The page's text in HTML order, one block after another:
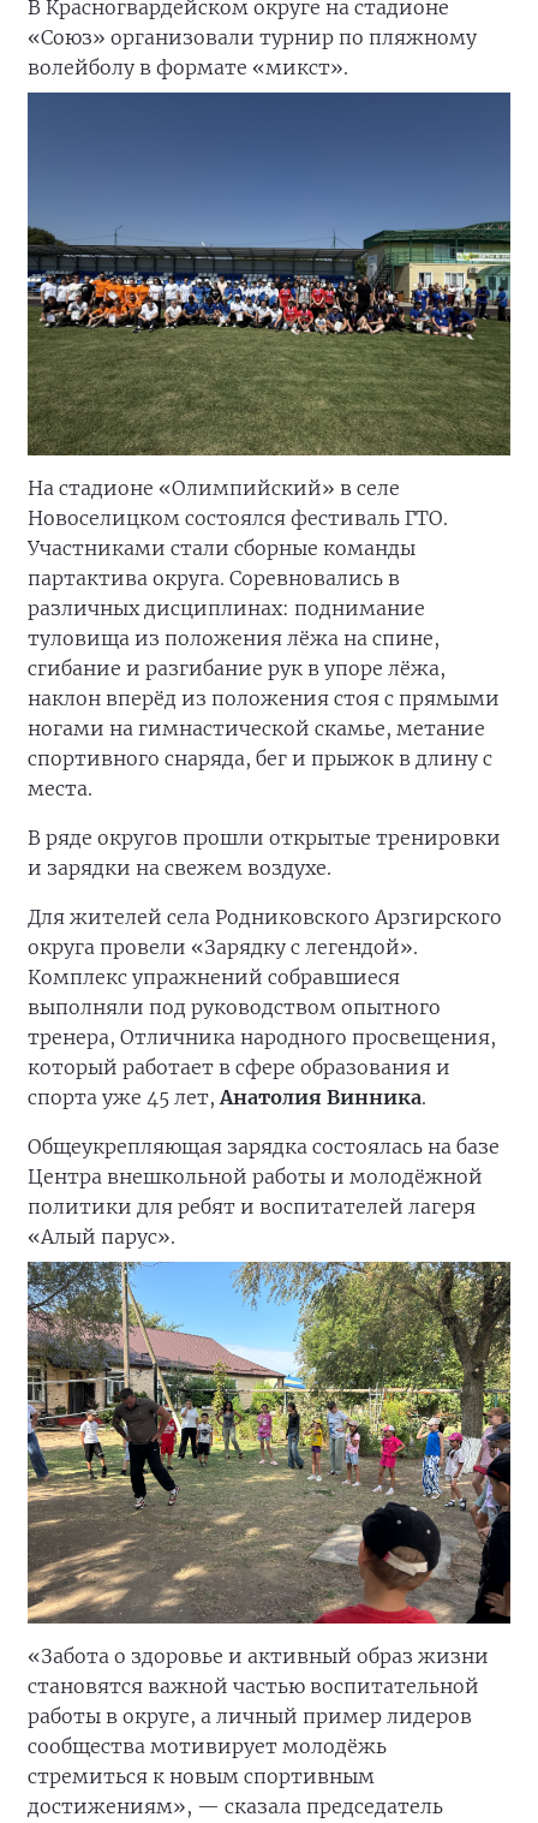
В Красногвардейском округе на стадионе
«Союз» организовали турнир по пляжному
волейболу в формате «микст».
На стадионе «Олимпийский» в селе
Новоселицком состоялся фестиваль ГТО.
Участниками стали сборные команды
партактива округа. Соревновались в
различных дисциплинах: поднимание
туловища из положения лёжа на спине,
сгибание и разгибание рук в упоре лёжа,
наклон вперёд из положения стоя с прямыми
ногами на гимнастической скамье, метание
спортивного снаряда, бег и прыжок в длину с
места.
В ряде округов прошли открытые тренировки
и зарядки на свежем воздухе.
Для жителей села Родниковского Арзгирского
округа провели «Зарядку с легендой».
Комплекс упражнений собравшиеся
выполняли под руководством опытного
тренера, Отличника народного просвещения,
который работает в сфере образования и
спорта уже 45 лет, Анатолия Винника.
Общеукрепляющая зарядка состоялась на базе
Центра внешкольной работы и молодёжной
политики для ребят и воспитателей лагеря
«Алый парус».
«Забота о здоровье и активный образ жизни
становятся важной частью воспитательной
работы в округе, а личный пример лидеров
сообщества мотивирует молодёжь
стремиться к новым спортивным
достижениям», — сказала председатель